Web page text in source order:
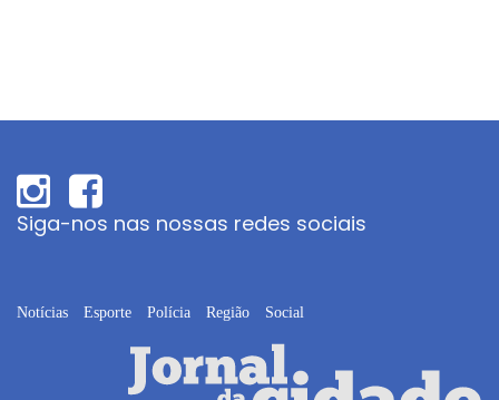
Siga-nos nas nossas redes sociais
Notícias Esporte Polícia Região Social